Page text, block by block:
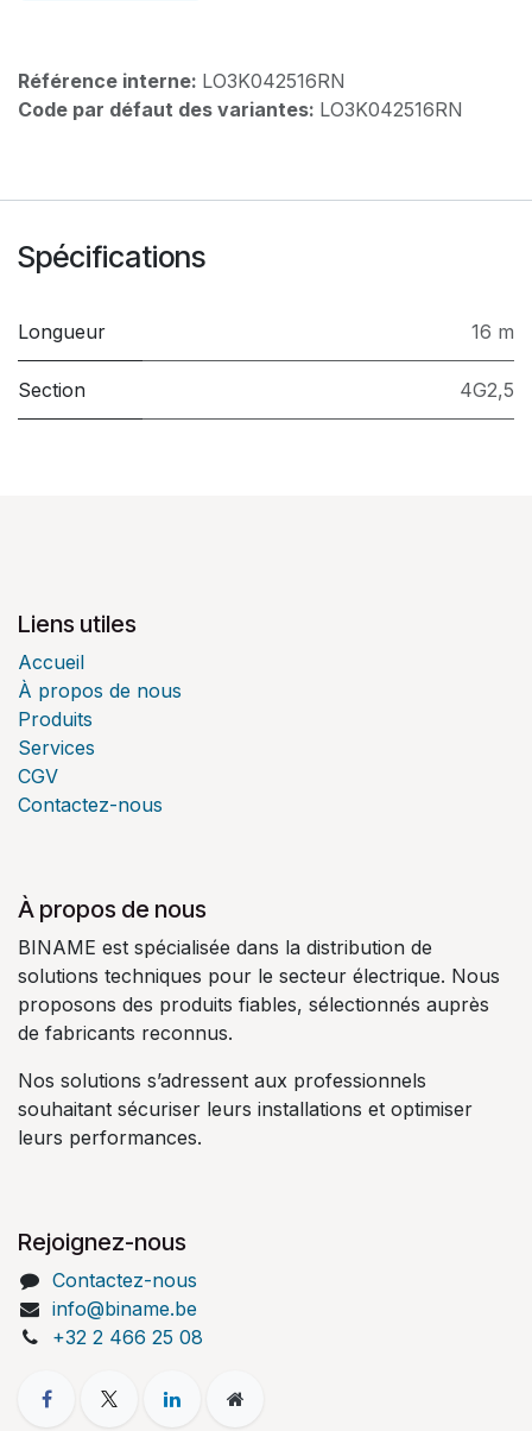
Référence interne: LO3K042516RN
Code par défaut des variantes: LO3K042516RN
Spécifications
Longueur 16 m
Section 4G2,5
Liens utiles
Accueil
À propos de nous
Produits
Services
CGV
Contactez-nous
À propos de nous
BINAME est spécialisée dans la distribution de
solutions techniques pour le secteur électrique. Nous
proposons des produits fiables, sélectionnés auprès
de fabricants reconnus.
Nos solutions s’adressent aux professionnels
souhaitant sécuriser leurs installations et optimiser
leurs performances.
Rejoignez-nous
Contactez-nous
info@biname.be
+32 2 466 25 08